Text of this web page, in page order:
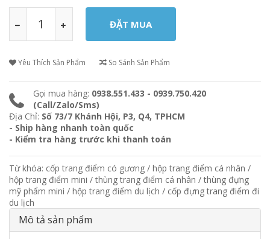
Yêu Thích Sản Phẩm So Sánh Sản Phẩm
Gọi mua hàng: 0938.551.433 - 0939.750.420
(Call/Zalo/Sms)
Địa Chỉ: Số 73/7 Khánh Hội, P3, Q4, TPHCM
- Ship hàng nhanh toàn quốc
- Kiểm tra hàng trước khi thanh toán
Từ khóa: cốp trang điểm có gương / hộp trang điểm cá nhân /
hộp trang điểm mini /thùng trang điểm cá nhân /thùng đựng
mỹ phẩm mini / hộp trang điểm du lịch / cốp đựng trang điểm đi
du lịch
Mô tả sản phẩm